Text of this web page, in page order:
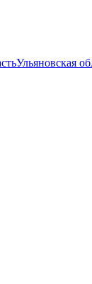
Ульяновская